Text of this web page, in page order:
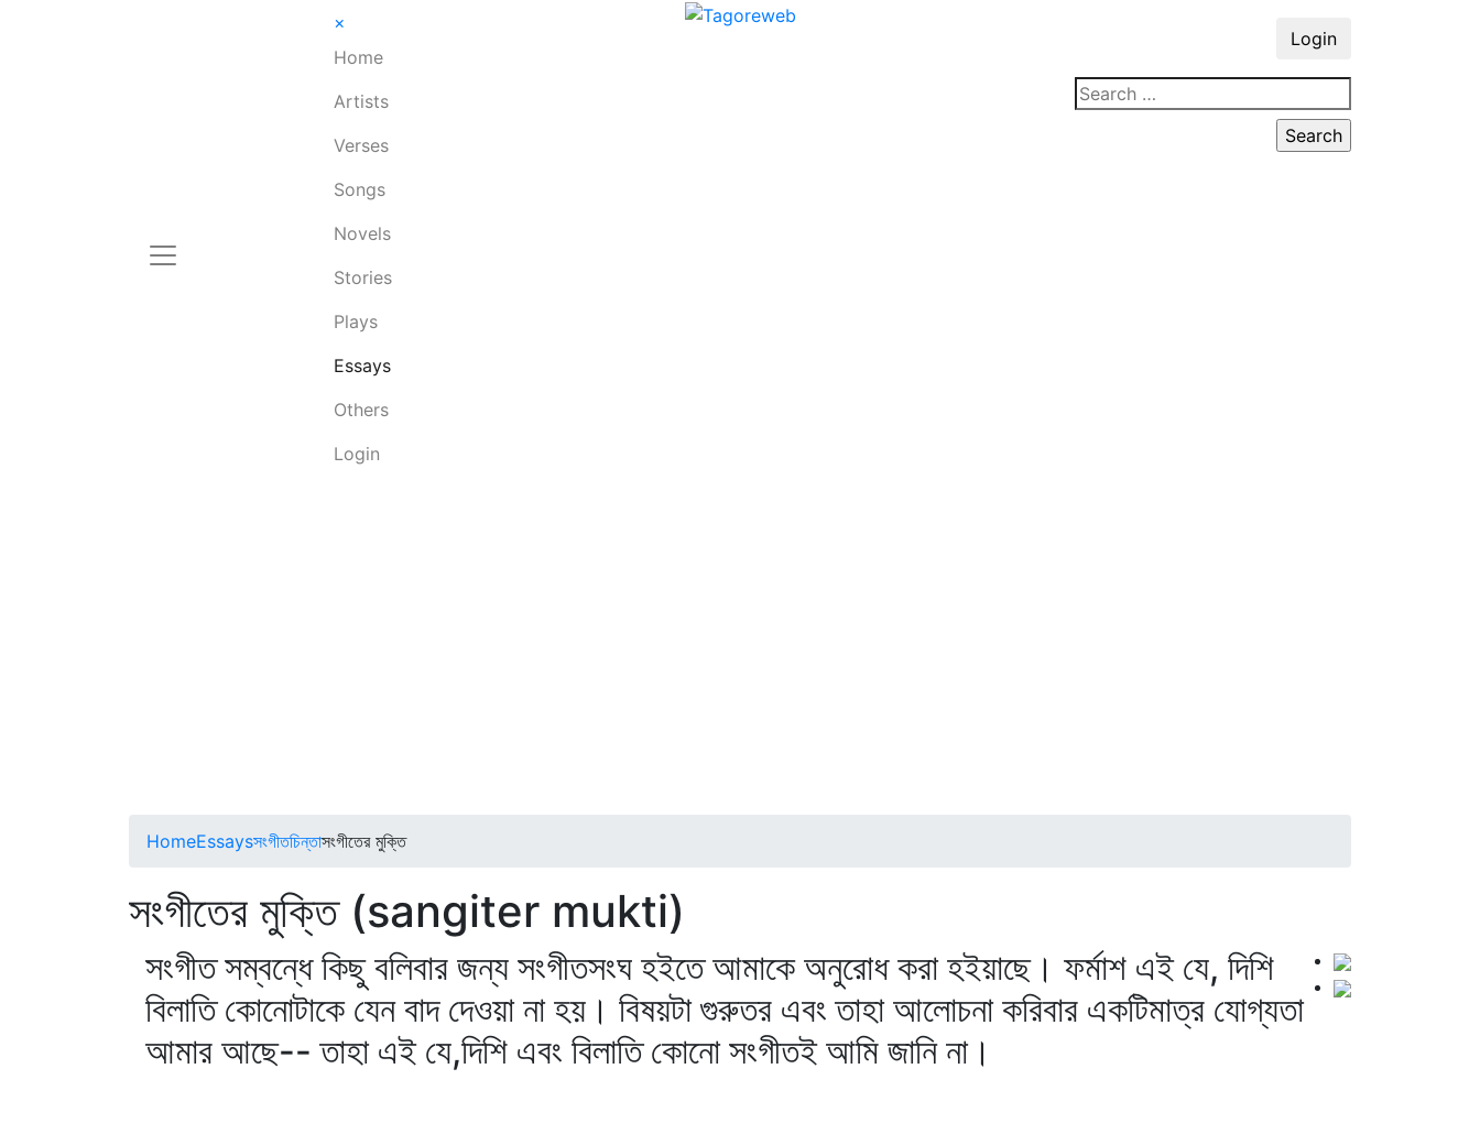
×
Home
Artists
Verses
Songs
Novels
Stories
Plays
Essays
Others
Login
Login
HomeEssaysসংগীতচিন্তাসংগীতের মুক্তি
সংগীতের মুক্তি (sangiter mukti)
সংগীত সম্বন্ধে কিছু বলিবার জন্য সংগীতসংঘ হইতে আমাকে অনুরোধ করা হইয়াছে। ফর্মাশ এই যে, দিশি
বিলাতি কোনোটাকে যেন বাদ দেওয়া না হয়। বিষয়টা গুরুতর এবং তাহা আলোচনা করিবার একটিমাত্র যোগ্যতা
আমার আছে-- তাহা এই যে,দিশি এবং বিলাতি কোনো সংগীতই আমি জানি না।